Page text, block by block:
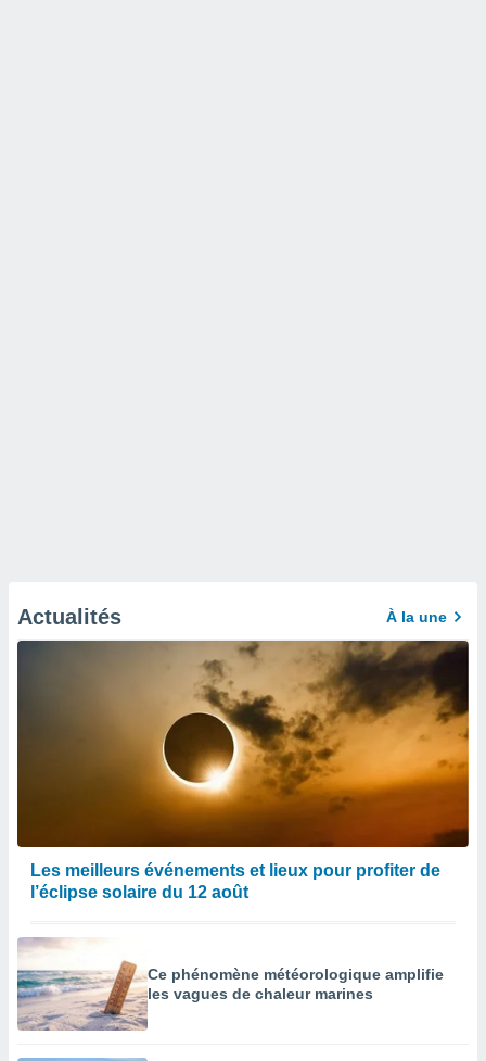
Actualités À la une
Les meilleurs événements et lieux pour profiter de
l’éclipse solaire du 12 août
Ce phénomène météorologique amplifie
les vagues de chaleur marines